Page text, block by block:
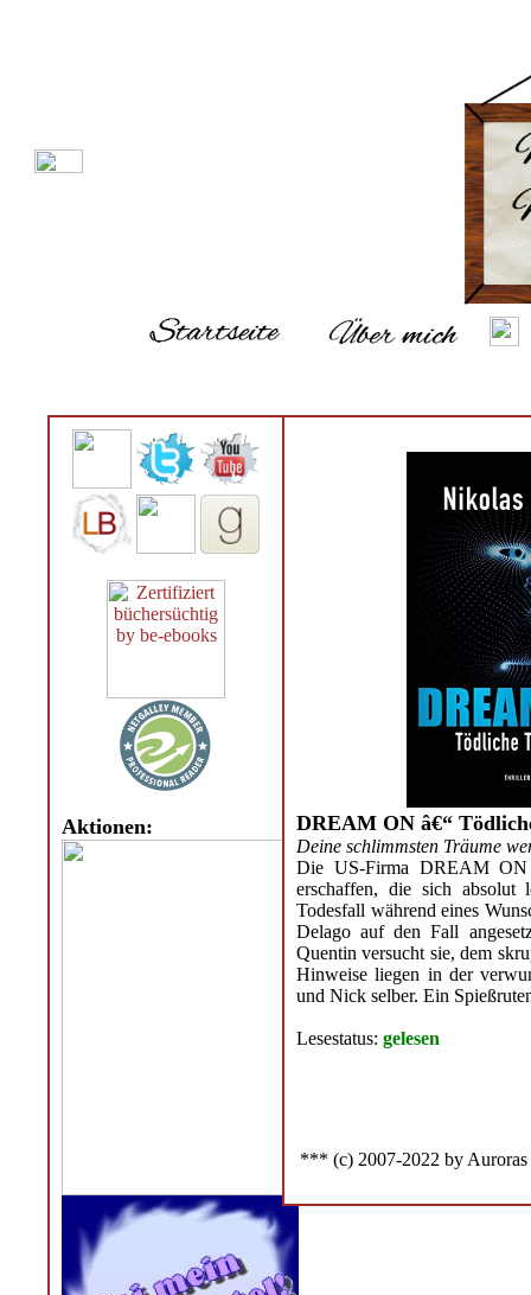
Aktionen: DREAM ON â€“
Deine schlimmsten Träume
Die US-Firma DREAM ON
erschaffen, die sich absolut
Todesfall während eines
Delago auf den Fall
Quentin versucht sie, dem
Hinweise liegen in der
und Nick selber. Ein
Lesestatus:gelesen
*** (c) 2007-2022 by